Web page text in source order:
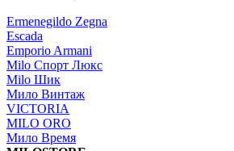
Ermenegildo Zegna
Escada
Emporio Armani
Milo Спорт Люкс
Milo Шик
Мило Винтаж
VICTORIA
MILO ORO
Мило Время